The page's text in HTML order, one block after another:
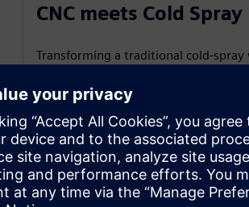
CNC meets Cold Spray​
Transforming a traditional
solution with SINUMERIK ONE with
/Direct Control V2.0 and advanced